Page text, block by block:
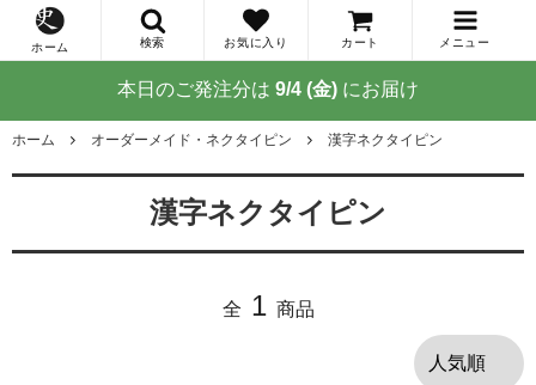
ホーム 検索 お気に入り カート メニュー
本日のご発注分は 9/4 (金) にお届け
ホーム オーダーメイド・ネクタイピン 漢字ネクタイピン
漢字ネクタイピン
全 1 商品